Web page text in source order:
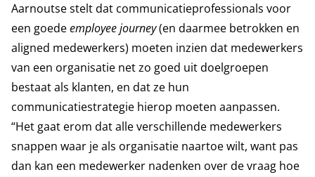
Aarnoutse stelt dat communicatieprofessionals voor
een goedeemployee journey(en daarmee betrokken en
aligned medewerkers) moeten inzien dat medewerkers
van een organisatie net zo goed uit doelgroepen
bestaat als klanten, en dat ze hun
communicatiestrategie hierop moeten aanpassen.
“Het gaat erom dat alle verschillende medewerkers
snappen waar je als organisatie naartoe wilt, want pas
dan kan een medewerker nadenken over de vraag hoe